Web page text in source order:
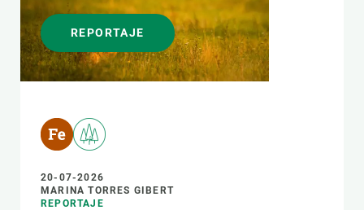
REPORTAJE
20-07-2026
MARINA TORRES GIBERT
REPORTAJE